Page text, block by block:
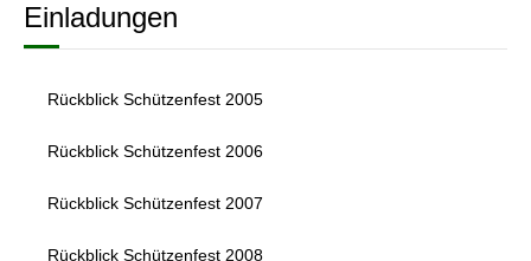
Einladungen
Rückblick Schützenfest 2005
Rückblick Schützenfest 2006
Rückblick Schützenfest 2007
Rückblick Schützenfest 2008